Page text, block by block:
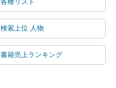
各種リスト
検索上位 人物
書籍売上ランキング